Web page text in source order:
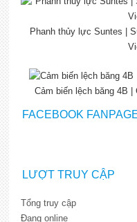
Phanh thủy lực Suntes |
Cảm biến lệch băng 4B
FACEBOOK
LƯỢT TRUY CẬP
Tổng truy cập
Đang online